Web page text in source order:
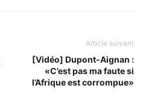
Article suivant
[Vidéo] Dupont-Aignan :
«C’est pas ma faute si
l’Afrique est corrompue»